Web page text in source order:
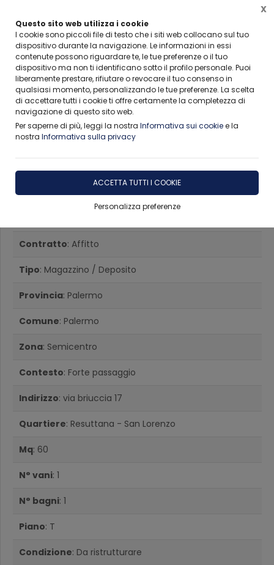
Questo sito web utilizza i cookie
I cookie sono piccoli file di testo che i siti web collocano sul tuo
dispositivo durante la navigazione. Le informazioni in essi
contenute possono riguardare te, le tue preferenze o il tuo
dispositivo ma non ti identificano sotto il profilo personale. Puoi
liberamente prestare, rifiutare o revocare il tuo consenso in
qualsiasi momento, personalizzando le tue preferenze. La scelta
di accettare tutti i cookie ti offre certamente la completezza di
navigazione di questo sito web.
Per saperne di più, leggi la nostra Informativa sui cookiee la
nostra Informativa sulla privacy
ACCETTA TUTTI I COOKIE
Personalizza preferenze
X
Home Immobili Palermo Magazzino / Deposito Affitto
Magazzino / Deposito in
Affitto a Palermo Resuttana
- San Lorenzo
Contratto: Affitto
Tipo: Magazzino / Deposito
Provincia: Palermo
Comune: Palermo
Zona: Semicentro
Contesto: Forte passaggio
Indirizzo: via briuccia 17
Quartiere: Resuttana - San Lorenzo
Mq: 60
N° vani: 1
N° bagni: 1
Piano: T
Condizione: Da ristrutturare